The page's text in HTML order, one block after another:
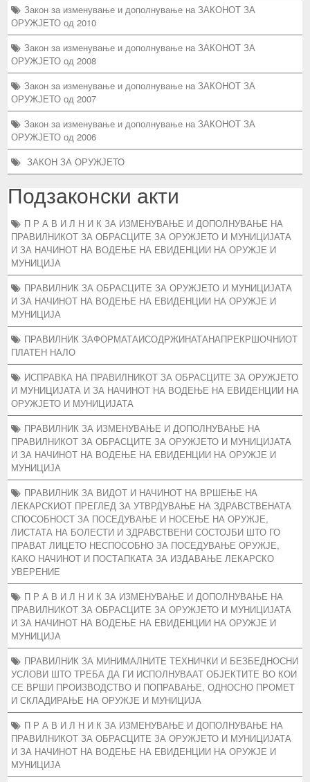
Закон за изменување и дополнување на ЗАКОНОТ ЗА
ОРУЖЈЕТО од 2010
Закон за изменување и дополнување на ЗАКОНОТ ЗА
ОРУЖЈЕТО од 2008
Закон за изменување и дополнување на ЗАКОНОТ ЗА
ОРУЖЈЕТО од 2007
Закон за изменување и дополнување на ЗАКОНОТ ЗА
ОРУЖЈЕТО од 2006
ЗАКОН ЗА ОРУЖЈЕTO
Подзаконски акти
П Р А В И Л Н И К ЗА ИЗМЕНУВАЊЕ И ДОПОЛНУВАЊЕ НА
ПРАВИЛНИКОТ ЗА ОБРАСЦИТЕ ЗА ОРУЖЈЕТО И МУНИЦИЈАТА
И ЗА НАЧИНОТ НА ВОДЕЊЕ НА ЕВИДЕНЦИИ НА ОРУЖЈЕ И
МУНИЦИЈА
ПРАВИЛНИК ЗА ОБРАСЦИТЕ ЗА ОРУЖЈЕТО И МУНИЦИЈАТА
И ЗА НАЧИНОТ НА ВОДЕЊЕ НА ЕВИДЕНЦИИ НА ОРУЖЈЕ И
МУНИЦИЈА
ПРАВИЛНИК ЗАФОРМАТАИСОДРЖИНАТАНАПРЕКРШОЧНИОТ
ПЛАТЕН НАЛО
ИСПРАВКА НА ПРАВИЛНИКОТ ЗА ОБРАСЦИТЕ ЗА ОРУЖЈЕТО
И МУНИЦИЈАТА И ЗА НАЧИНОТ НА ВОДЕЊЕ НА ЕВИДЕНЦИИ НА
ОРУЖЈЕТО И МУНИЦИЈАТА
ПРАВИЛНИК ЗА ИЗМЕНУВАЊЕ И ДОПОЛНУВАЊЕ НА
ПРАВИЛНИКОТ ЗА ОБРАСЦИТЕ ЗА ОРУЖЈЕТО И МУНИЦИЈАТА
И ЗА НАЧИНОТ НА ВОДЕЊЕ НА ЕВИДЕНЦИИ НА ОРУЖЈЕ И
МУНИЦИЈА
ПРАВИЛНИК ЗА ВИДОТ И НАЧИНОТ НА ВРШЕЊЕ НА
ЛЕКАРСКИОТ ПРЕГЛЕД ЗА УТВРДУВАЊЕ НА ЗДРАВСТВЕНАТА
СПОСОБНОСТ ЗА ПОСЕДУВАЊЕ И НОСЕЊЕ НА ОРУЖЈЕ,
ЛИСТАТА НА БОЛЕСТИ И ЗДРАВСТВЕНИ СОСТОЈБИ ШТО ГО
ПРАВАТ ЛИЦЕТО НЕСПОСОБНО ЗА ПОСЕДУВАЊЕ ОРУЖЈЕ,
КАКО НАЧИНОТ И ПОСТАПКАТА ЗА ИЗДАВАЊЕ ЛЕКАРСКО
УВЕРЕНИЕ
П Р А В И Л Н И К ЗА ИЗМЕНУВАЊЕ И ДОПОЛНУВАЊЕ НА
ПРАВИЛНИКОТ ЗА ОБРАСЦИТЕ ЗА ОРУЖЈЕТО И МУНИЦИЈАТА
И ЗА НАЧИНОТ НА ВОДЕЊЕ НА ЕВИДЕНЦИИ НА ОРУЖЈЕ И
МУНИЦИЈА
ПРАВИЛНИК ЗА МИНИМАЛНИТЕ ТЕХНИЧКИ И БЕЗБЕДНОСНИ
УСЛОВИ ШТО ТРЕБА ДА ГИ ИСПОЛНУВААТ ОБЈЕКТИТЕ ВО КОИ
СЕ ВРШИ ПРОИЗВОДСТВО И ПОПРАВАЊЕ, ОДНОСНО ПРОМЕТ
И СКЛАДИРАЊЕ НА ОРУЖЈЕ И МУНИЦИЈА
П Р А В И Л Н И К ЗА ИЗМЕНУВАЊЕ И ДОПОЛНУВАЊЕ НА
ПРАВИЛНИКОТ ЗА ОБРАСЦИТЕ ЗА ОРУЖЈЕТО И МУНИЦИЈАТА
И ЗА НАЧИНОТ НА ВОДЕЊЕ НА ЕВИДЕНЦИИ НА ОРУЖЈЕ И
МУНИЦИЈА